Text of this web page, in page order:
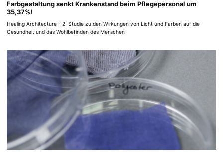
Farbgestaltung senkt Krankenstand beim Pflegepersonal um
35,37%!
Healing Architecture - 2. Studie zu den Wirkungen von Licht und Farben auf die
Gesundheit und das Wohlbefinden des Menschen